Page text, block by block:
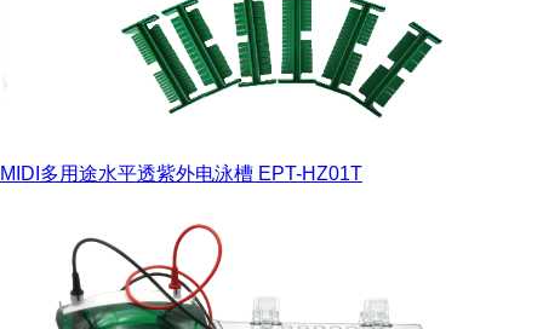
MIDI多用途水平透紫外电泳槽 EPT-HZ01T